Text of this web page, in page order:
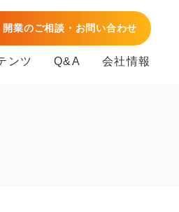
開業のご相談・お問い合わせ
ンツ Q&A 会社情報